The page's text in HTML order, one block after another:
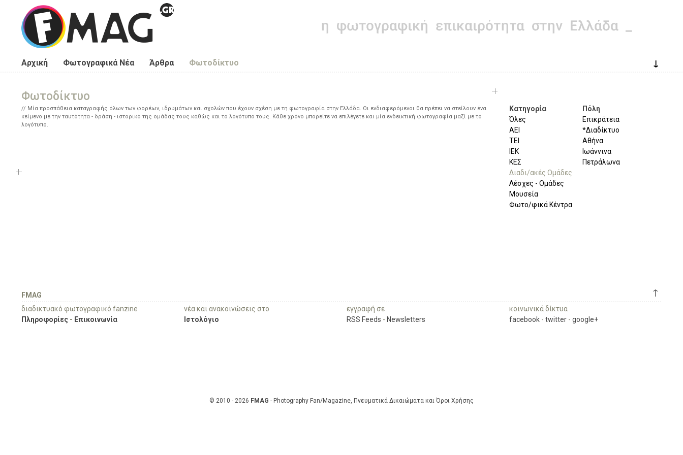
Παράκαμψη προς το κυρίως περιεχόμενο
Αρχική Φωτογραφικά Νέα Άρθρα Φωτοδίκτυο ↓
Φωτοδίκτυο
Μία προσπάθεια καταγραφής όλων των φορέων, ιδρυμάτων και σχολών που έχουν σχέση με τη φωτογραφία στην Ελλάδα. Οι ενδιαφερόμενοι θα πρέπει να στείλουν ένα
κείμενο με την ταυτότητα - δράση - ιστορικό της ομάδας τους καθώς και το λογότυπο τους. Κάθε χρόνο μπορείτε να επιλέγετε και μία ενδεικτική φωτογραφία μαζί με το
λογότυπο.
Κατηγορία
Όλες
ΑΕΙ
ΤΕΙ
ΙΕΚ
ΚΕΣ
Διαδι/ακές Ομάδες
Λέσχες - Ομάδες
Μουσεία
Φωτο/φικά Κέντρα
Πόλη
Επικράτεια
*Διαδίκτυο
Αθήνα
Ιωάννινα
Πετράλωνα
↑
FMAG
διαδικτυακό φωτογραφικό fanzine
Πληροφορίες - Επικοινωνία
νέα και ανακοινώσεις στο
Ιστολόγιο
εγγραφή σε
RSS Feeds - Newsletters
κοινωνικά δίκτυα
facebook - twitter - google+
© 2010 - 2026 FMAG - Photography Fan/Magazine, Πνευματικά Δικαιώματα και Όροι Χρήσης